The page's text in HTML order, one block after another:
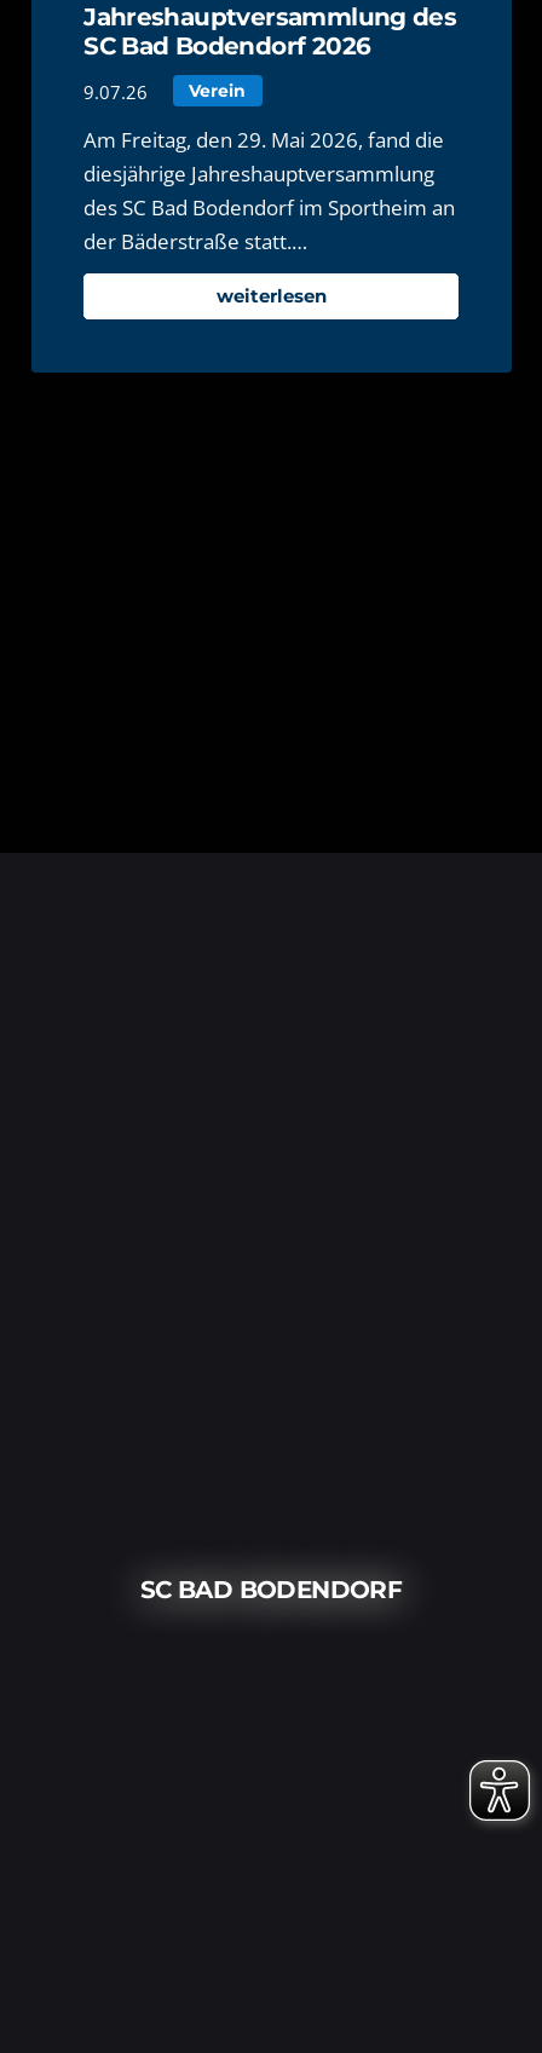
Jahreshauptversammlung des
SC Bad Bodendorf 2026
9.07.26 Verein
Am Freitag, den 29. Mai 2026, fand die
diesjährige Jahreshauptversammlung
des SC Bad Bodendorf im Sportheim an
der Bäderstraße statt.…
weiterlesen
SC BAD BODENDORF